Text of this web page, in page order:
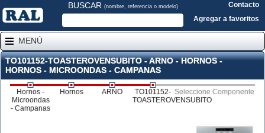
BUSCAR (nombre, referencia o modelo)
Contacto
Agregar a favoritos
MENÚ
TO101152-TOASTEROVENSUBITO - ARNO - HORNOS -
HORNOS - MICROONDAS - CAMPANAS
Hornos -
Microondas
- Campanas
Hornos ARNO
TO101152-
TOASTEROVENSUBITO
Seleccione Componente